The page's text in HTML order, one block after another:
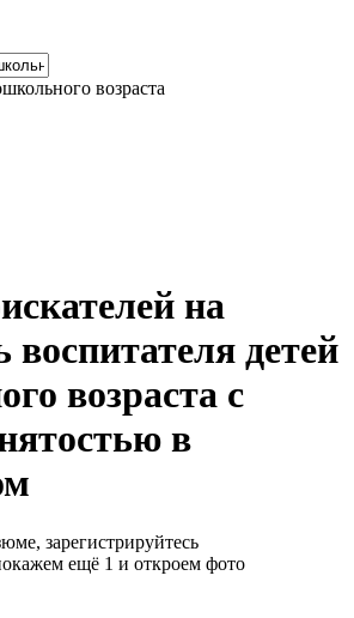
возраста
на
воспитателя детей
возраста с
в
зарегистрируйтесь
ещё 1 и откроем фото